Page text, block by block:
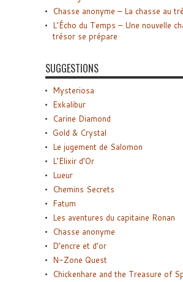
Chasse anonyme – La chasse au
L’Écho du Temps – Une nouvelle
trésor se prépare
SUGGESTIONS
Mysteriosa
Exkalibur
Carine Diamond
Gold & Crystal
Le jugement de Salomon
L’Elixir d’Or
Lueur
Chemins Secrets
Fatum
Les aventures du capitaine Ronan
Chasse anonyme
D’encre et d’or
N-Zone Quest
Chickenhare and the Treasure of